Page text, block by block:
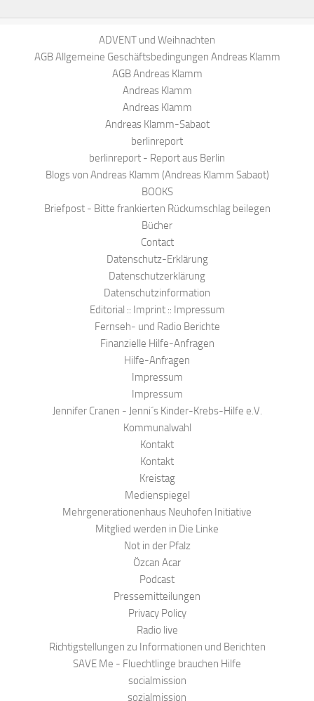
ADVENT und Weihnachten
AGB Allgemeine Geschäftsbedingungen Andreas Klamm
AGB Andreas Klamm
Andreas Klamm
Andreas Klamm
Andreas Klamm-Sabaot
berlinreport
berlinreport - Report aus Berlin
Blogs von Andreas Klamm (Andreas Klamm Sabaot)
BOOKS
Briefpost - Bitte frankierten Rückumschlag beilegen
Bücher
Contact
Datenschutz-Erklärung
Datenschutzerklärung
Datenschutzinformation
Editorial :: Imprint :: Impressum
Fernseh- und Radio Berichte
Finanzielle Hilfe-Anfragen
Hilfe-Anfragen
Impressum
Impressum
Jennifer Cranen - Jenni´s Kinder-Krebs-Hilfe e.V.
Kommunalwahl
Kontakt
Kontakt
Kreistag
Medienspiegel
Mehrgenerationenhaus Neuhofen Initiative
Mitglied werden in Die Linke
Not in der Pfalz
Özcan Acar
Podcast
Pressemitteilungen
Privacy Policy
Radio live
Richtigstellungen zu Informationen und Berichten
SAVE Me - Fluechtlinge brauchen Hilfe
socialmission
sozialmission